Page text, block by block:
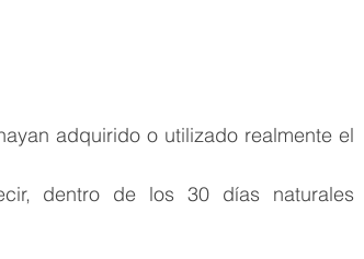
adquirido o utilizado realmente el
dentro de los 30 días naturales